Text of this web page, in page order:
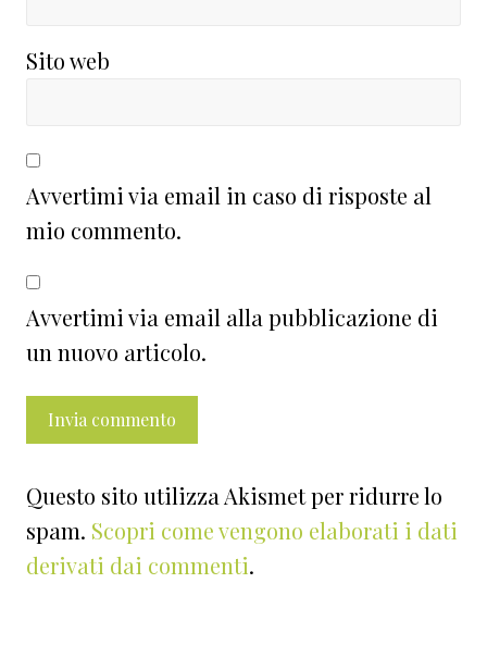
Sito web
Avvertimi via email in caso di risposte al
mio commento.
Avvertimi via email alla pubblicazione di
un nuovo articolo.
Questo sito utilizza Akismet per ridurre lo
spam. Scopri come vengono elaborati i dati
derivati dai commenti.